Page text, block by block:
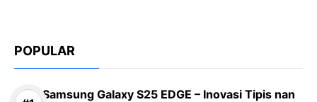
POPULAR
Samsung Galaxy S25 EDGE – Inovasi Tipis nan